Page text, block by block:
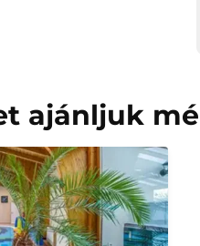
ajánljuk